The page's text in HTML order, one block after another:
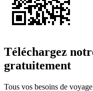
Téléchargez
gratuitement
Tous vos besoins de